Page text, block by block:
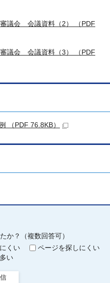
議会 会議資料（2） （PDF
議会 会議資料（3） （PDF
（PDF 76.8KB）
か？（複数回答可）
くい
ページを探しにくい
い